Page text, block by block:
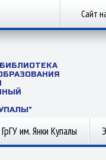
Сайт
им. Янки Купалы